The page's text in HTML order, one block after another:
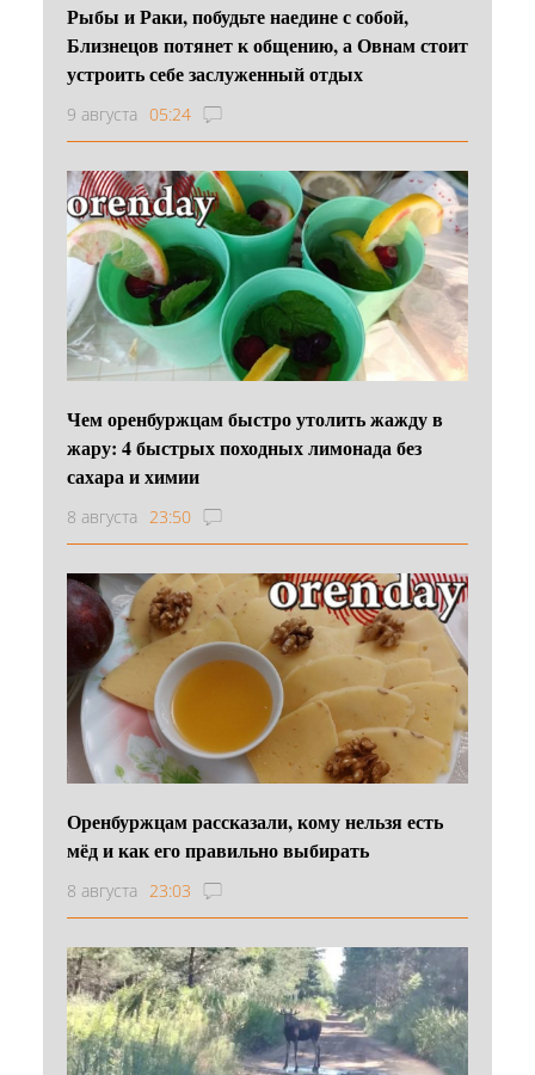
Рыбы и Раки, побудьте наедине с собой,
Близнецов потянет к общению, а Овнам стоит
устроить себе заслуженный отдых
9 августа 05:24
Чем оренбуржцам быстро утолить жажду в
жару: 4 быстрых походных лимонада без
сахара и химии
8 августа 23:50
Оренбуржцам рассказали, кому нельзя есть
мёд и как его правильно выбирать
8 августа 23:03